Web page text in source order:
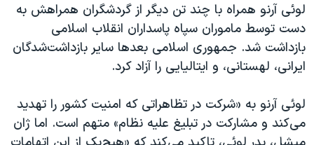
لوئی آرنو همراه با چند تن دیگر از گردشگران همراهش به
دست توسط ماموران سپاه پاسداران انقلاب اسلامی
بازداشت شد. جمهوری اسلامی بعدها سایر بازداشت‌شدگان
ایرانی، لهستانی، و ایتالیایی را آزاد کرد.
لوئی آرنو به «شرکت در تظاهراتی که امنیت کشور را تهدید
می‌کند و مشارکت در تبلیغ علیه نظام» متهم است. اما ژان